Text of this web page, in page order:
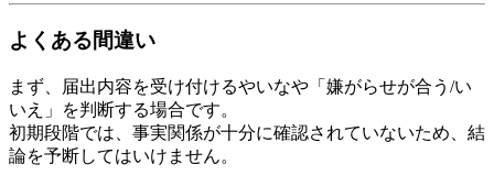
よくある間違い
まず、届出内容を受け付けるやいなや「嫌がらせが合う/い
いえ」を判断する場合です。
初期段階では、事実関係が十分に確認されていないため、結
論を予断してはいけません。